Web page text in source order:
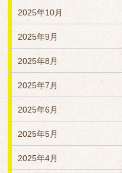
2025年10月
2025年9月
2025年8月
2025年7月
2025年6月
2025年5月
2025年4月